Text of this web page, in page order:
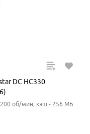
DC HC330
об/мин, кэш - 256 МБ